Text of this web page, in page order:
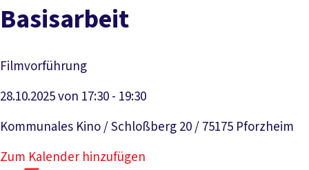
Basisarbeit
Filmvorführung
28.10.2025 von 17:30 - 19:30
Kommunales Kino / Schloßberg 20 / 75175 Pforzheim
Zum Kalender hinzufügen